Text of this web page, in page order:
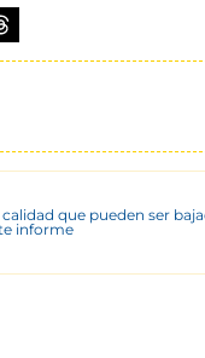
que pueden ser
informe